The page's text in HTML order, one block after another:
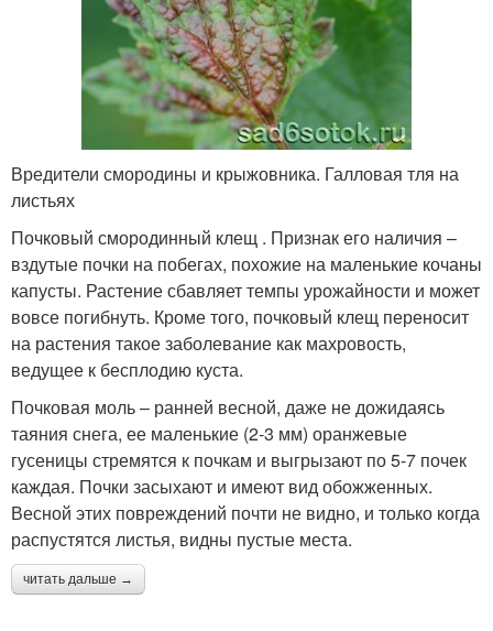
Вредители смородины и крыжовника. Галловая тля на
листьях
Почковый смородинный клещ . Признак его наличия –
вздутые почки на побегах, похожие на маленькие кочаны
капусты. Растение сбавляет темпы урожайности и может
вовсе погибнуть. Кроме того, почковый клещ переносит
на растения такое заболевание как махровость,
ведущее к бесплодию куста.
Почковая моль – ранней весной, даже не дожидаясь
таяния снега, ее маленькие (2-3 мм) оранжевые
гусеницы стремятся к почкам и выгрызают по 5-7 почек
каждая. Почки засыхают и имеют вид обожженных.
Весной этих повреждений почти не видно, и только когда
распустятся листья, видны пустые места.
читать дальше →